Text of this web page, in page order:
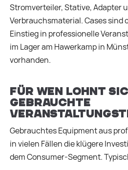
Stromverteiler, Stative, Adapter
Verbrauchsmaterial. Cases sind
Einstieg in professionelle
im Lager am Hawerkamp in
vorhanden.
Für wen lohnt
gebrauchte
Gebrauchtes Equipment aus
in vielen Fällen die klügere
dem Consumer-Segment.